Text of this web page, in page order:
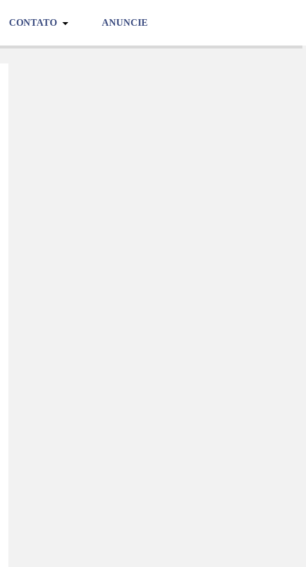
CONTATO ANUNCIE